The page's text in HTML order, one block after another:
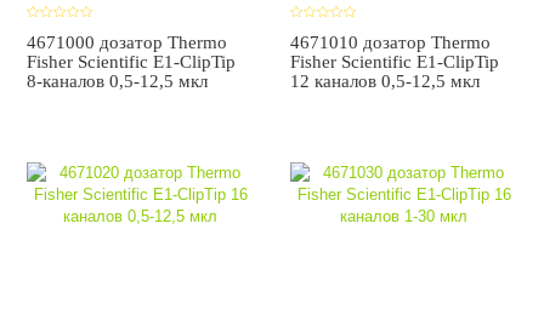
4671000 дозатор Thermo
Fisher Scientific E1-ClipTip
8-каналов 0,5-12,5 мкл
4671010 дозатор Thermo
Fisher Scientific E1-ClipTip
12 каналов 0,5-12,5 мкл